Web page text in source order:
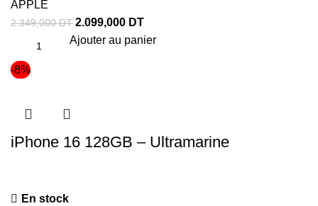
APPLE
2.349,000DT 2.099,000 DT
Ajouter au panier
-8%
iPhone 16 128GB – Ultramarine
En stock